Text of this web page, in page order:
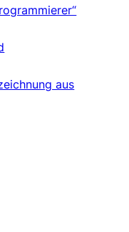
aus